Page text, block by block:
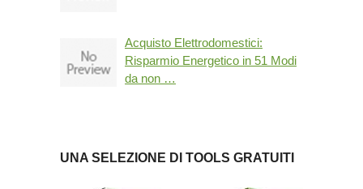
Acquisto Elettrodomestici:
Risparmio Energetico in 51 Modi
da non …
UNA SELEZIONE DI TOOLS GRATUITI